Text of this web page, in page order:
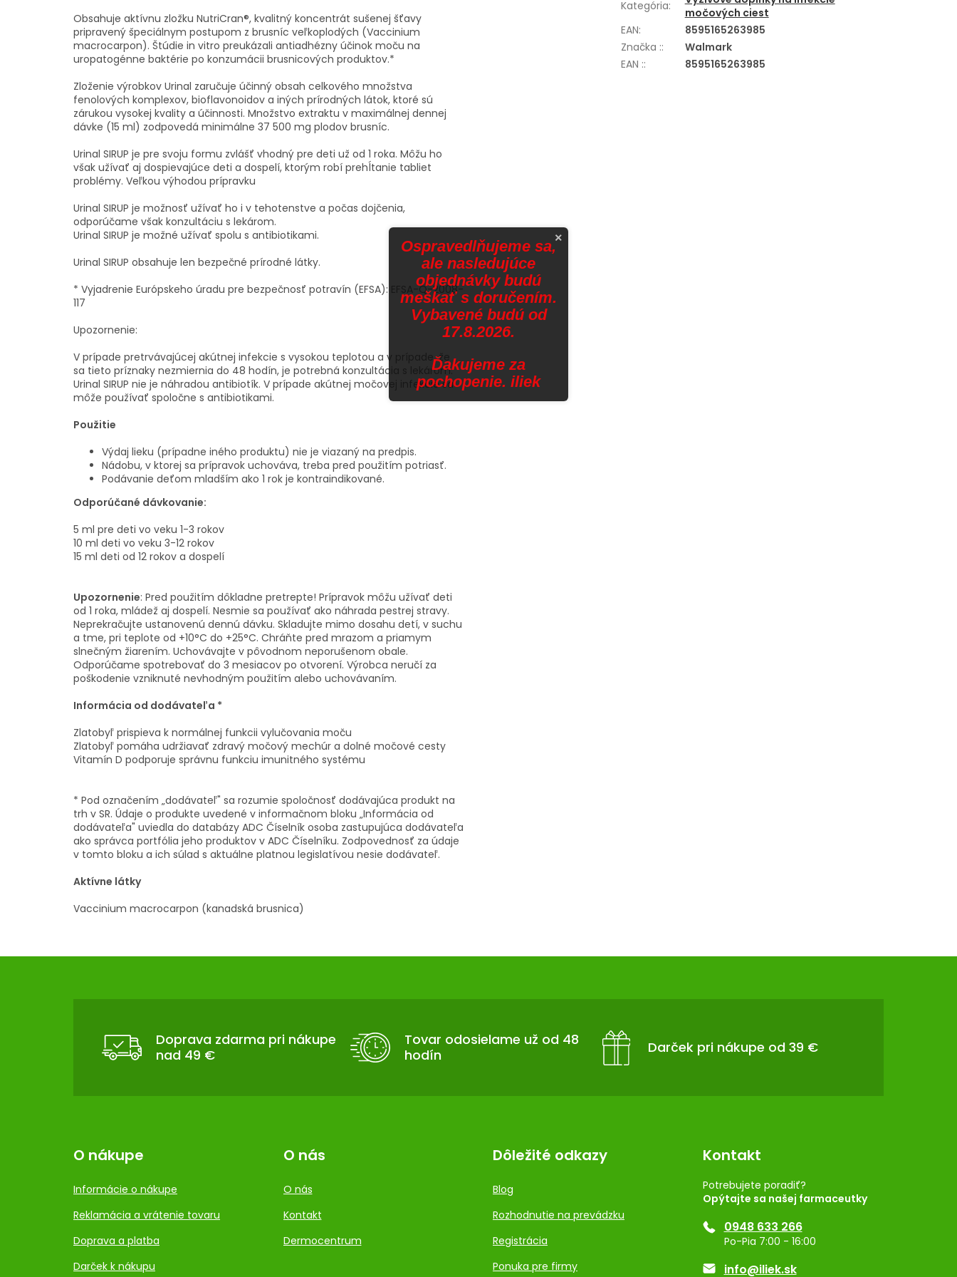
Obsahuje aktívnu zložku NutriCran®, kvalitný koncentrát sušenej šťavy
pripravený špeciálnym postupom z brusníc veľkoplodých (Vaccinium
macrocarpon). Štúdie in vitro preukázali antiadhézny účinok moču na
uropatogénne baktérie po konzumácii brusnicových produktov.*
Zloženie výrobkov Urinal zaručuje účinný obsah celkového množstva
fenolových komplexov, bioflavonoidov a iných prírodných látok, ktoré sú
zárukou vysokej kvality a účinnosti. Množstvo extraktu v maximálnej dennej
dávke (15 ml) zodpovedá minimálne 37 500 mg plodov brusníc.
Urinal SIRUP je pre svoju formu zvlášť vhodný pre deti už od 1 roka. Môžu ho
však užívať aj dospievajúce deti a dospelí, ktorým robí prehĺtanie tabliet
problémy. Veľkou výhodou prípravku
Urinal SIRUP je možnosť užívať ho i v tehotenstve a počas dojčenia,
odporúčame však konzultáciu s lekárom.
Urinal SIRUP je možné užívať spolu s antibiotikami.
Urinal SIRUP obsahuje len bezpečné prírodné látky.
* Vyjadrenie Európskeho úradu pre bezpečnosť potravín (EFSA): EFSA-Q-2008-
117
Upozornenie:
V prípade pretrvávajúcej akútnej infekcie s vysokou teplotou a v prípade, že
sa tieto príznaky nezmiernia do 48 hodín, je potrebná konzultácia s lekárom.
Urinal SIRUP nie je náhradou antibiotík. V prípade akútnej močovej infekcie sa
môže používať spoločne s antibiotikami.
Použitie
Výdaj lieku (prípadne iného produktu) nie je viazaný na predpis.
Nádobu, v ktorej sa prípravok uchováva, treba pred použitím potriasť.
Podávanie deťom mladším ako 1 rok je kontraindikované.
Odporúčané dávkovanie:
5 ml pre deti vo veku 1-3 rokov
10 ml deti vo veku 3-12 rokov
15 ml deti od 12 rokov a dospelí
Upozornenie: Pred použitím dôkladne pretrepte! Prípravok môžu užívať deti
od 1 roka, mládež aj dospelí. Nesmie sa používať ako náhrada pestrej stravy.
Neprekračujte ustanovenú dennú dávku. Skladujte mimo dosahu detí, v suchu
a tme, pri teplote od +10°C do +25°C. Chráňte pred mrazom a priamym
slnečným žiarením. Uchovávajte v pôvodnom neporušenom obale.
Odporúčame spotrebovať do 3 mesiacov po otvorení. Výrobca neručí za
poškodenie vzniknuté nevhodným použitím alebo uchovávaním.
Informácia od dodávateľa *
Zlatobyľ prispieva k normálnej funkcii vylučovania moču
Zlatobyľ pomáha udržiavať zdravý močový mechúr a dolné močové cesty
Vitamín D podporuje správnu funkciu imunitného systému
* Pod označením „dodávateľ" sa rozumie spoločnosť dodávajúca produkt na
trh v SR. Údaje o produkte uvedené v informačnom bloku „Informácia od
dodávateľa" uviedla do databázy ADC Číselník osoba zastupujúca dodávateľa
ako správca portfólia jeho produktov v ADC Číselníku. Zodpovednosť za údaje
v tomto bloku a ich súlad s aktuálne platnou legislatívou nesie dodávateľ.
Aktívne látky
Vaccinium macrocarpon (kanadská brusnica)
Kategória:
močových ciest
EAN:
8595165263985
Značka ::
Walmark
EAN :: 8595165263985
Doprava zdarma pri nákupe
nad 49 €
Tovar odosielame už od 48
hodín
Darček pri nákupe od 39 €
O nákupe
Informácie o nákupe
Reklamácia a vrátenie tovaru
Doprava a platba
Darček k nákupu
O nás
O nás
Kontakt
Dermocentrum
Dôležité odkazy
Blog
Rozhodnutie na prevádzku
Registrácia
Ponuka pre firmy
Kontakt
Potrebujete poradiť?
Opýtajte sa našej farmaceutky
0948 633 266
Po-Pia 7:00 - 16:00
info@iliek.sk
×
Ospravedlňujeme sa,
ale nasledujúce
objednávky budú
meškať s doručením.
Vybavené budú od
17.8.2026.
Ďakujeme za
pochopenie. iliek